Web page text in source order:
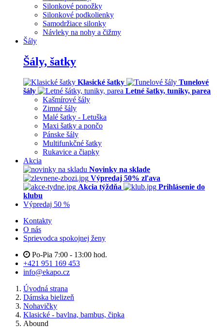
Silonkové ponožky
Silonkové podkolienky
Samodržiace silonky
Návleky na nohy a čižmy
Šály
Šály, šatky
Klasické šatky
Tunelové
šály
Letné šatky, tuniky, parea
Kašmírové šály
Zimné šály
Malé šatky - Letuška
Maxi šatky a pončo
Pánske šály
Multifunkčné šatky
Rukavice a čiapky
Akcia
Novinky na sklade
Výpredaj 50% zľava
Akcia týždňa
Prihlásenie do
klubu
Výpredaj 50 %
Kontakty
O nás
Sprievodca spokojnej ženy
Po-Pia 7:00 - 13:00 hod.
+421 951 169 453
info@ekapo.cz
Úvodná strana
Dámska bielizeň
Nohavičky
Klasické - bavlna, bambus, čipka
Abound